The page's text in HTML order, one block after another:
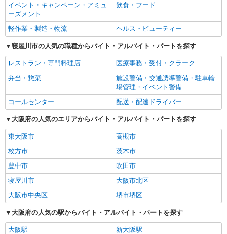
イベント・キャンペーン・アミュ
ーズメント
飲食・フード
軽作業・製造・物流 ヘルス・ビューティー
寝屋川市の人気の職種からバイト・アルバイト・パートを探す
レストラン・専門料理店
医療事務・受付・クラーク
弁当・惣菜
施設警備・交通誘導警備・駐車輪
場管理・イベント警備
コールセンター
配送・配達ドライバー
大阪府の人気のエリアからバイト・アルバイト・パートを探す
東大阪市
高槻市
枚方市
茨木市
豊中市
吹田市
寝屋川市
大阪市北区
大阪市中央区
堺市堺区
大阪府の人気の駅からバイト・アルバイト・パートを探す
大阪駅
新大阪駅